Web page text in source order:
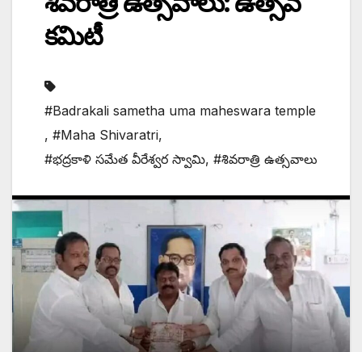
కమిటీ
#Badrakali sametha uma maheswara temple
, #Maha Shivaratri,
#భద్రకాళి సమేత వీరేశ్వర స్వామి, #శివరాత్రి ఉత్సవాలు